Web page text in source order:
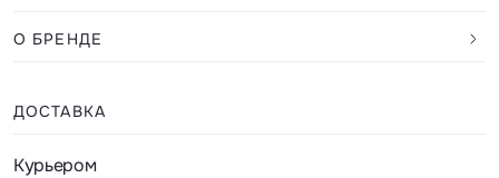
О БРЕНДЕ
ДОСТАВКА
Курьером